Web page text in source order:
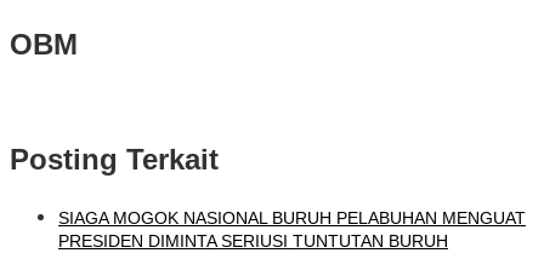
OBM
Posting Terkait
SIAGA MOGOK NASIONAL BURUH PELABUHAN MENGUAT
PRESIDEN DIMINTA SERIUSI TUNTUTAN BURUH